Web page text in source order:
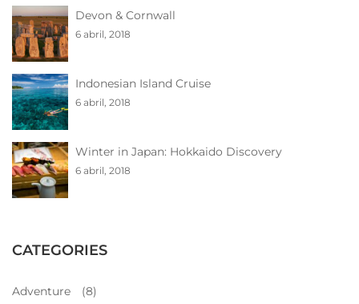
Devon & Cornwall
6 abril, 2018
Indonesian Island Cruise
6 abril, 2018
Winter in Japan: Hokkaido Discovery
6 abril, 2018
CATEGORIES
Adventure (8)